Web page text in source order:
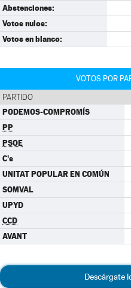
Abstenciones:
Votos nulos:
Votos en blanco:
VOTOS POR
PARTIDO
PODEMOS-COMPROMÍS
PP
PSOE
C's
UNITAT POPULAR EN COMÚN
SOMVAL
UPYD
CCD
AVANT
Descárgate